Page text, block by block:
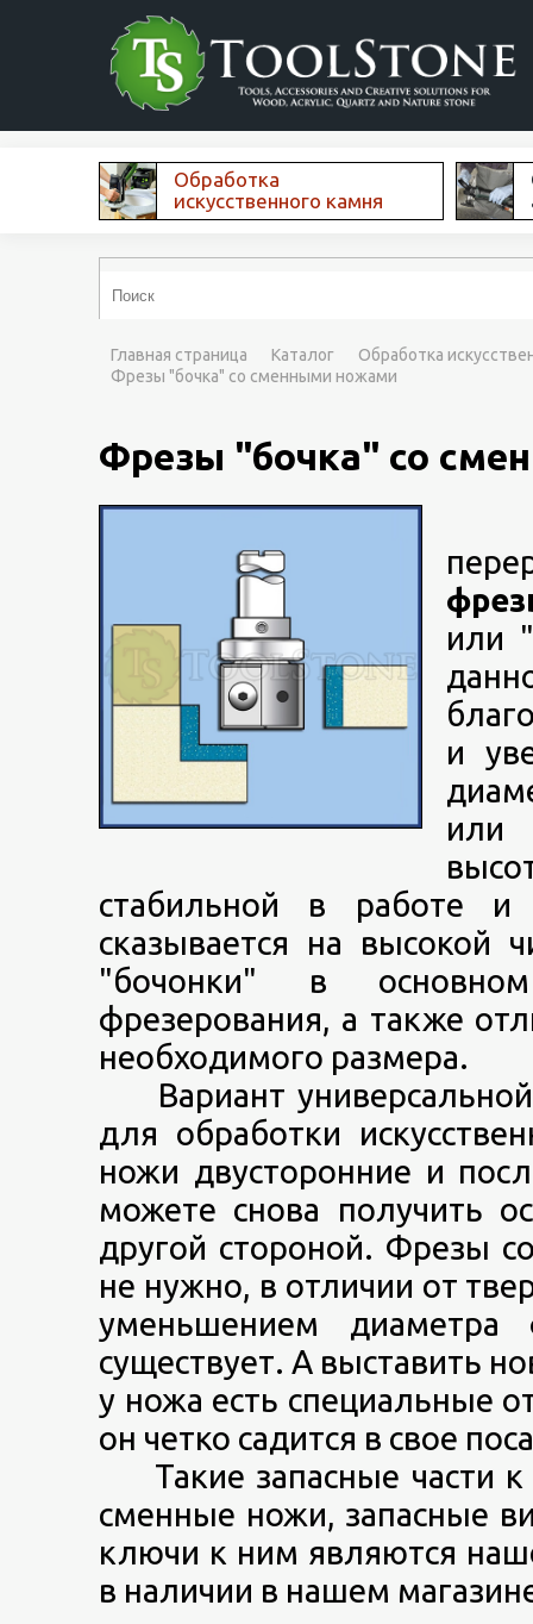
Обработка
искусственного камня
Главная страница Каталог
Обработка
Фрезы "бочка" со сменными ножами
Фрезы "бочка" со
или "
и
или
стабильной в работе
сказывается на высокой
"бочонки" в
фрезерования, а также
необходимого размера.
Вариант
для обработки
ножи двусторонние и
можете снова получить
другой стороной. Фрезы
не нужно, в отличии от
уменьшением
существует. А выставить
у ножа есть специальные
он четко садится в свое
Такие запасные части к
сменные ножи, запасные
ключи к ним являются
в наличии в нашем